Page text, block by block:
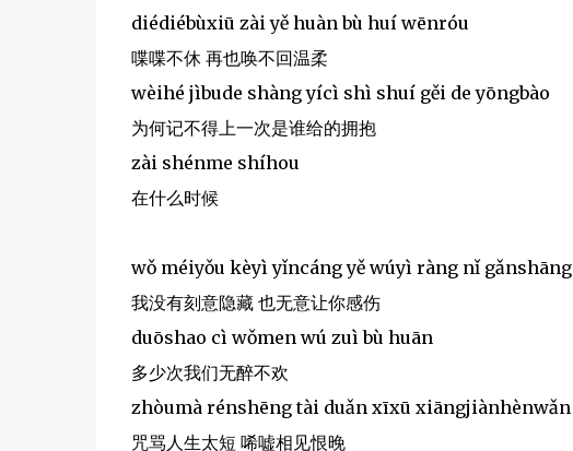
diédiébùxiū zài yě huàn bù huí wēnróu
喋喋不休 再也唤不回温柔
wèihé jìbude shàng yícì shì shuí gěi de yōngbào
为何记不得上一次是谁给的拥抱
zài shénme shíhou
在什么时候
wǒ méiyǒu kèyì yǐncáng yě wúyì ràng nǐ gǎnshāng
我没有刻意隐藏 也无意让你感伤
duōshao cì wǒmen wú zuì bù huān
多少次我们无醉不欢
zhòumà rénshēng tài duǎn xīxū xiāngjiànhènwǎn
咒骂人生太短 唏嘘相见恨晚